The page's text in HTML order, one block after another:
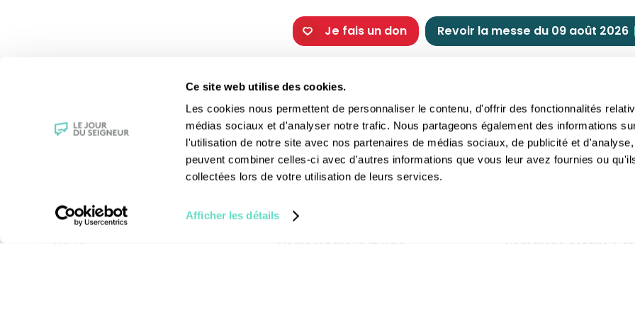
Ce site web utilise des cookies.
Les cookies nous permettent de personnaliser le contenu, d'offrir des fonctionnalités
médias sociaux et d'analyser notre trafic. Nous partageons également des informations
l'utilisation de notre site avec nos partenaires de médias sociaux, de publicité et
peuvent combiner celles-ci avec d'autres informations que vous leur avez fournies ou
collectées lors de votre utilisation de leurs services.
Afficher les détails
Je fais un don Revoir la messe du 09 août 2026
La messe
Magazine Le Jour du Seigneur
Générations Laudato Si’
Agenda Culturel
JDS.tv
Les fêtes chrétiennes
Les saints du jour
La Bible
Les sacrements
Le patrimoine religieux
Les recettes et traditions
Comprendre la liturgie
Comment nous
Faire un don
Réduction d’impôt
Philanthropie
Démarche notaire /